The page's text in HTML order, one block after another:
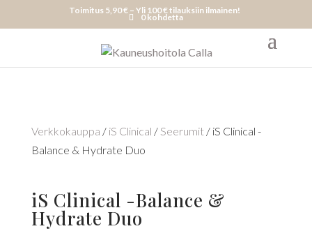
Toimitus 5,90 € – Yli 100 € tilauksiin ilmainen!
0 kohdetta
Verkkokauppa / iS Clinical / Seerumit/ iS Clinical -
Balance & Hydrate Duo
iS Clinical -Balance &
Hydrate Duo